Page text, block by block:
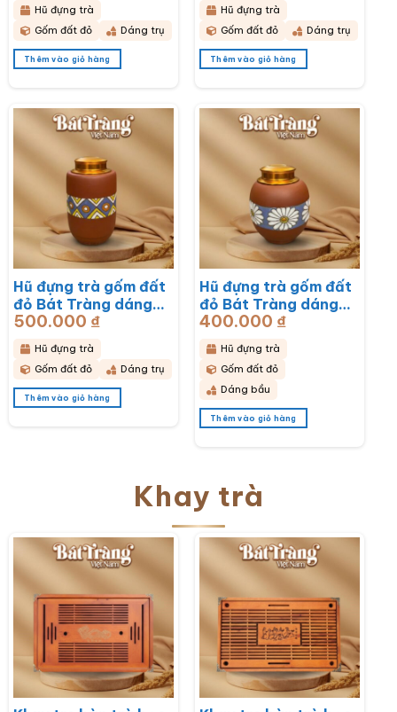
Hũ đựng trà
Gốm đất đỏ
Dáng trụ
Thêm vào giỏ hàng
Hũ đựng trà
Gốm đất đỏ
Dáng trụ
Thêm vào giỏ hàng
Hũ đựng trà gốm đất
đỏ Bát Tràng dáng
bầu hoạ tiết thổ cẩm
BT-HĐT11
500.000 ₫
Hũ đựng trà
Gốm đất đỏ
Dáng trụ
Thêm vào giỏ hàng
Hũ đựng trà gốm đất
đỏ Bát Tràng dáng
bầu hoạ tiết hoa cúc
hoạ mi trắng BT-
HĐT10
400.000 ₫
Hũ đựng trà
Gốm đất đỏ
Dáng bầu
Thêm vào giỏ hàng
Khay trà